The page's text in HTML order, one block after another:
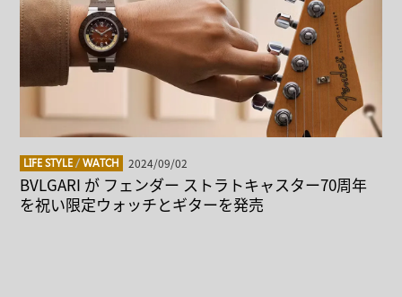
LIFE STYLE /WATCH 2024/09/02
BVLGARI が フェンダー ストラトキャスター70周年
を祝い限定ウォッチとギターを発売